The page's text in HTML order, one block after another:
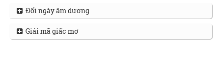
Đổi ngày âm dương
Giải mã giấc mơ